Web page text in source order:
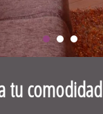
tu comodidad